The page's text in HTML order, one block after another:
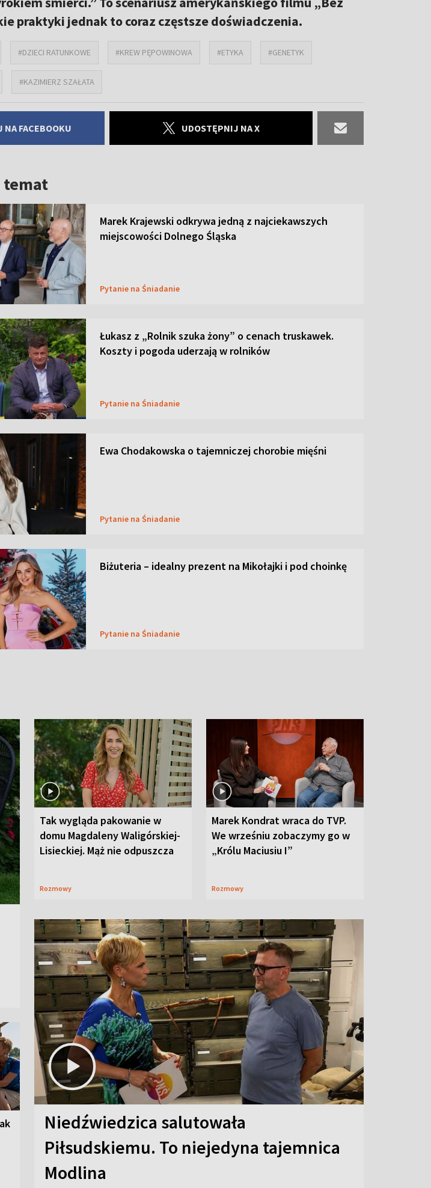
praktyki jednak to coraz częstsze doświadczenia.
#DZIECI RATUNKOWE #KREW PĘPOWINOWA #ETYKA #GENETYK
#KAZIMIERZ SZAŁATA
FACEBOOKU UDOSTĘPNIJ NA X
temat
Marek Krajewski odkrywa jedną z najciekawszych
miejscowości Dolnego Śląska
Pytanie na Śniadanie
Łukasz z „Rolnik szuka żony” o cenach truskawek.
Koszty i pogoda uderzają w rolników
Pytanie na Śniadanie
Ewa Chodakowska o tajemniczej chorobie mięśni
Pytanie na Śniadanie
Biżuteria – idealny prezent na Mikołajki i pod choinkę
Pytanie na Śniadanie
Tak wygląda pakowanie w
domu Magdaleny Waligórskiej-
Lisieckiej. Mąż nie odpuszcza
Rozmowy
Marek Kondrat wraca do TVP.
We wrześniu zobaczymy go w
„Królu Maciusiu I”
Rozmowy
Niedźwiedzica salutowała
Piłsudskiemu. To niejedyna tajemnica
Modlina